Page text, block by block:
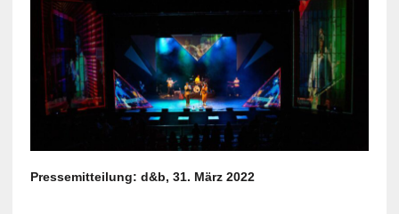
Pressemitteilung: d&b, 31. März 2022